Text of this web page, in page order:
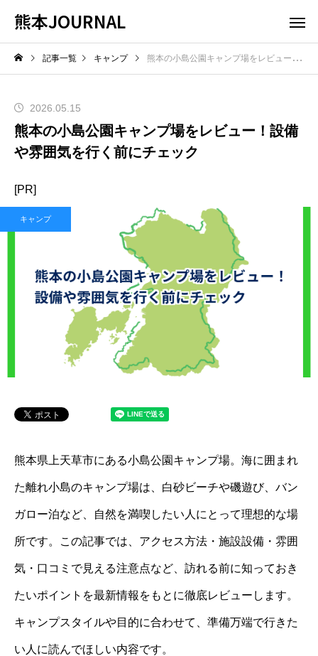
熊本JOURNAL
記事一覧 キャンプ 熊本の小島公園キャンプ場をレビュー！設備や雰囲気を行く前にチェック
2026.05.15
熊本の小島公園キャンプ場をレビュー！設備
や雰囲気を行く前にチェック
[PR]
キャンプ
熊本県上天草市にある小島公園キャンプ場。海に囲まれ
た離れ小島のキャンプ場は、白砂ビーチや磯遊び、バン
ガロー泊など、自然を満喫したい人にとって理想的な場
所です。この記事では、アクセス方法・施設設備・雰囲
気・口コミで見える注意点など、訪れる前に知っておき
たいポイントを最新情報をもとに徹底レビューします。
キャンプスタイルや目的に合わせて、準備万端で行きた
い人に読んでほしい内容です。